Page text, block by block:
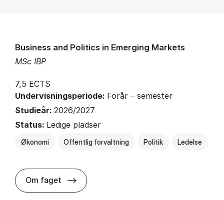
MSc IBP
Business and Politics in Emerging Markets
7,5 ECTS
Undervisningsperiode: Forår – semester
Studieår: 2026/2027
Status: Ledige pladser
Økonomi Offentlig forvaltning Politik Ledelse
Om faget about